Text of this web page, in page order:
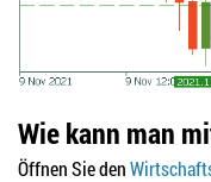
Wie kann man
Öffnen Sie den